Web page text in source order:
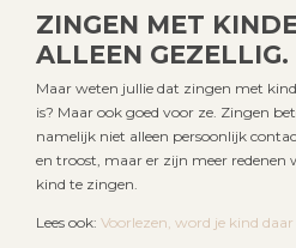
ZINGEN MET
ALLEEN GEZELLIG.
Maar weten jullie dat zingen met
is? Maar ook goed voor ze. Zingen
namelijk niet alleen persoonlijk
en troost, maar er zijn meer redenen
kind te zingen.
Lees ook: Voorlezen, word je kind